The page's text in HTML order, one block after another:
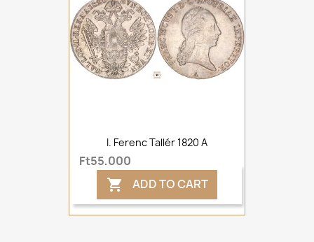
I. Ferenc Tallér 1820 A
Ft55,000
 ADD TO CART